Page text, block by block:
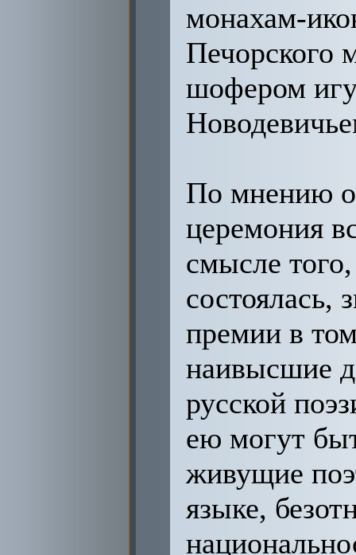
монахам-
Печорского
шофером
По мнению
церемония
смысле
состоялась,
премии в
наивысшие
русской
ею могут
живущие
языке,